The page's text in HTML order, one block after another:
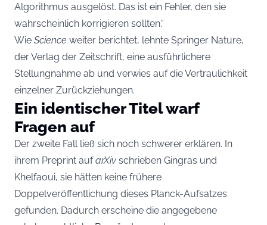
Algorithmus ausgelöst. Das ist ein Fehler, den sie
wahrscheinlich korrigieren sollten.“
Wie Science weiter berichtet, lehnte Springer Nature,
der Verlag der Zeitschrift, eine ausführlichere
Stellungnahme ab und verwies auf die Vertraulichkeit
einzelner Zurückziehungen.
Ein identischer Titel warf
Fragen auf
Der zweite Fall ließ sich noch schwerer erklären. In
ihrem Preprint aufarXiv schrieben Gingras und
Khelfaoui, sie hätten keine frühere
Doppelveröffentlichung dieses Planck-Aufsatzes
gefunden. Dadurch erscheine die angegebene